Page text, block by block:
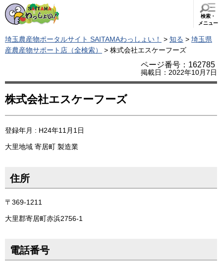
検索・
メニュー
埼玉農産物ポータルサイト SAITAMAわっしょい！ > 知る > 埼玉県
産農産物サポート店（全検索）
> 株式会社エスケーフーズ
ページ番号：162785
掲載日：2022年10月7日
株式会社エスケーフーズ
登録年月 : H24年11月1日
大里地域 寄居町 製造業
住所
〒369-1211
大里郡寄居町赤浜2756-1
電話番号